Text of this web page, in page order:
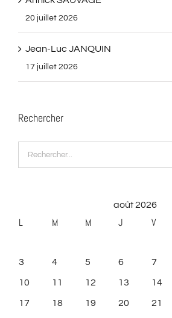
20 juillet 2026
Jean-Luc JANQUIN
17 juillet 2026
Rechercher
Rechercher:
août 2026
L M M J V
3 4 5 6 7
10 11 12 13 14
17 18 19 20 21